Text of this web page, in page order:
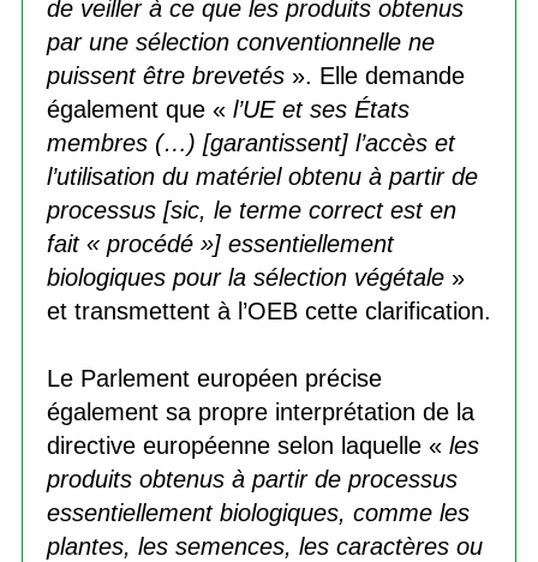
de veiller à ce que les produits obtenus
par une sélection conventionnelle ne
puissent être brevetés». Elle demande
également que « l’UE et ses États
membres (…) [garantissent] l’accès et
l’utilisation du matériel obtenu à partir de
processus [sic, le terme correct est en
fait « procédé »] essentiellement
biologiques pour la sélection végétale»
et transmettent à l’OEB cette clarification.
Le Parlement européen précise
également sa propre interprétation de la
directive européenne selon laquelle « les
produits obtenus à partir de processus
essentiellement biologiques, comme les
plantes, les semences, les caractères ou